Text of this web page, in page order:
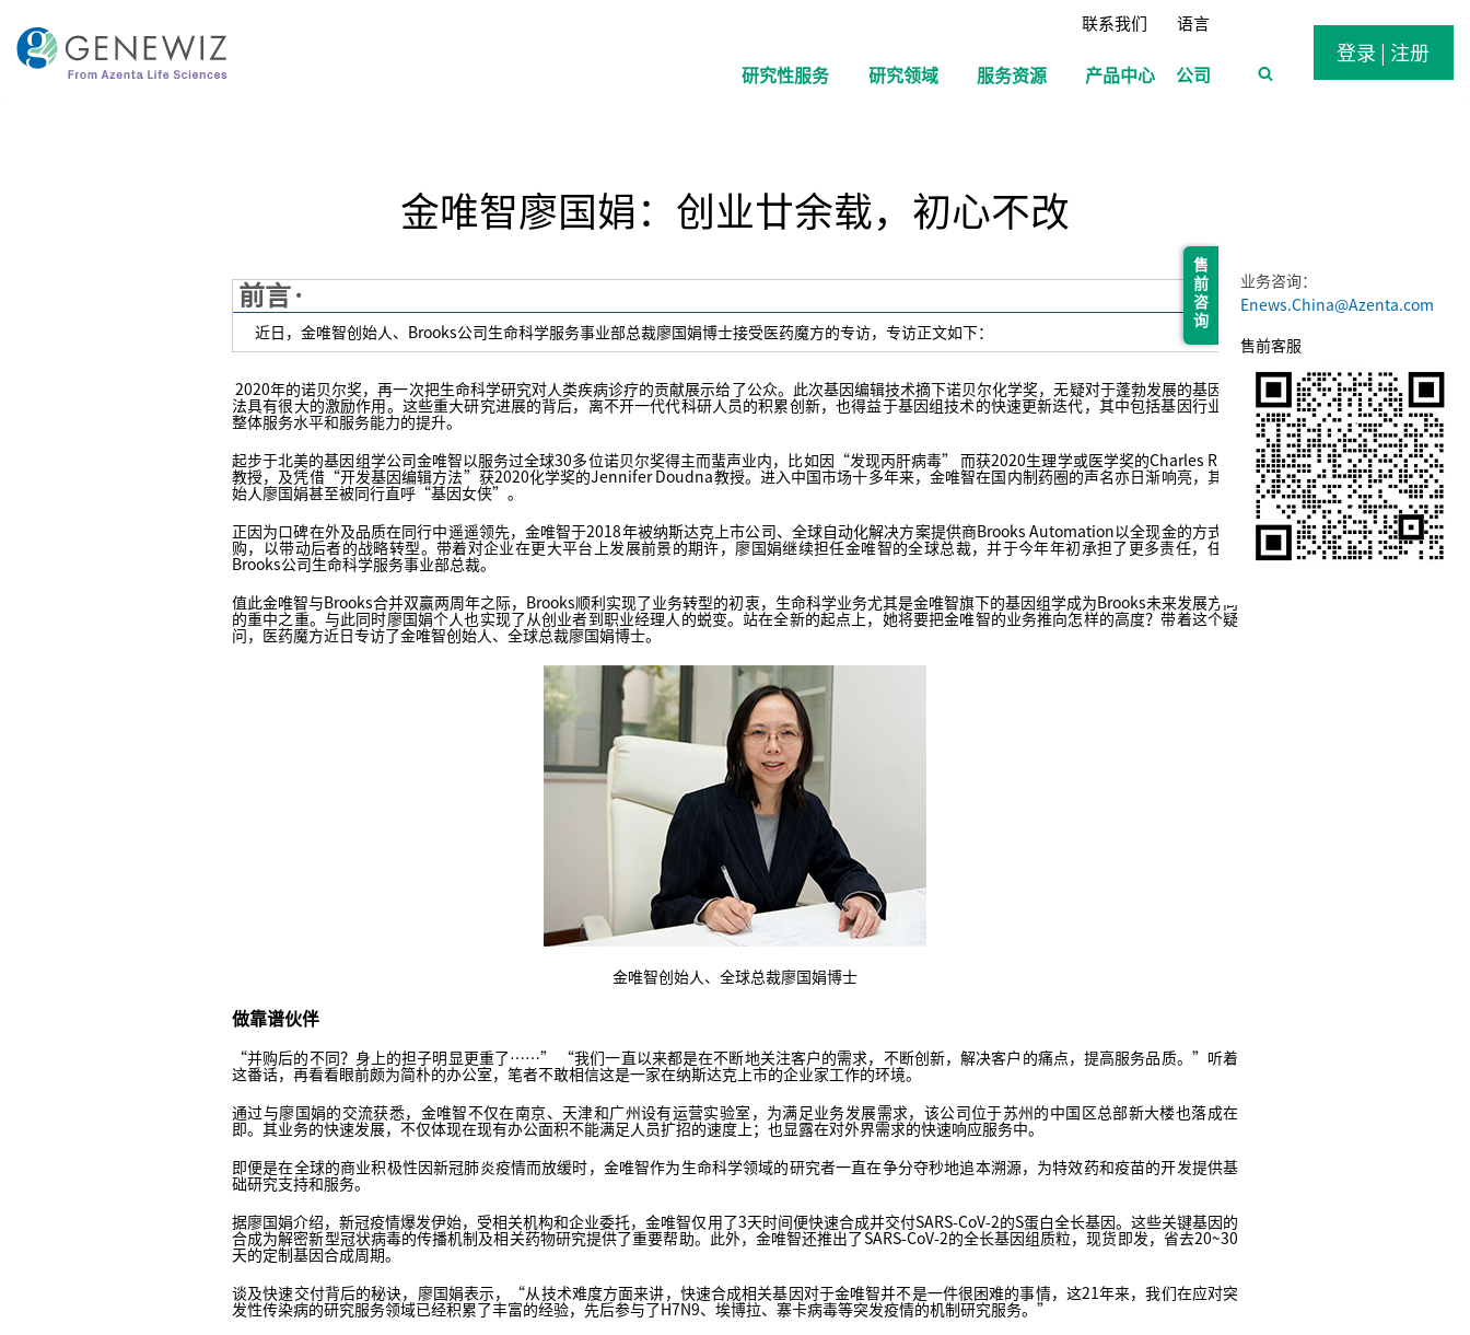
联系我们 语言
研究性服务 研究领域 服务资源 产品中心 公司
登录 | 注册
金唯智廖国娟：创业廿余载，初心不改
前言·
近日，金唯智创始人、Brooks公司生命科学服务事业部总裁廖国娟博士接受医药魔方的专访，专访正文如下：
2020年的诺贝尔奖，再一次把生命科学研究对人类疾病诊疗的贡献展示给了公众。此次基因编辑技术摘下诺贝尔化学奖，无疑对于蓬勃发展的基因疗
法具有很大的激励作用。这些重大研究进展的背后，离不开一代代科研人员的积累创新，也得益于基因组技术的快速更新迭代，其中包括基因行业的
整体服务水平和服务能力的提升。
起步于北美的基因组学公司金唯智以服务过全球30多位诺贝尔奖得主而蜚声业内，比如因“发现丙肝病毒” 而获2020生理学或医学奖的Charles Rice
教授，及凭借“开发基因编辑方法”获2020化学奖的Jennifer Doudna教授。进入中国市场十多年来，金唯智在国内制药圈的声名亦日渐响亮，其创
始人廖国娟甚至被同行直呼“基因女侠”。
正因为口碑在外及品质在同行中遥遥领先，金唯智于2018年被纳斯达克上市公司、全球自动化解决方案提供商Brooks Automation以全现金的方式收
购，以带动后者的战略转型。带着对企业在更大平台上发展前景的期许，廖国娟继续担任金唯智的全球总裁，并于今年年初承担了更多责任，任职
Brooks公司生命科学服务事业部总裁。
值此金唯智与Brooks合并双赢两周年之际，Brooks顺利实现了业务转型的初衷，生命科学业务尤其是金唯智旗下的基因组学成为Brooks未来发展方向
的重中之重。与此同时廖国娟个人也实现了从创业者到职业经理人的蜕变。站在全新的起点上，她将要把金唯智的业务推向怎样的高度？带着这个疑
问，医药魔方近日专访了金唯智创始人、全球总裁廖国娟博士。
金唯智创始人、全球总裁廖国娟博士
做靠谱伙伴
“并购后的不同？身上的担子明显更重了……” “我们一直以来都是在不断地关注客户的需求，不断创新，解决客户的痛点，提高服务品质。”听着
这番话，再看看眼前颇为简朴的办公室，笔者不敢相信这是一家在纳斯达克上市的企业家工作的环境。
通过与廖国娟的交流获悉，金唯智不仅在南京、天津和广州设有运营实验室，为满足业务发展需求，该公司位于苏州的中国区总部新大楼也落成在
即。其业务的快速发展，不仅体现在现有办公面积不能满足人员扩招的速度上；也显露在对外界需求的快速响应服务中。
即便是在全球的商业积极性因新冠肺炎疫情而放缓时，金唯智作为生命科学领域的研究者一直在争分夺秒地追本溯源，为特效药和疫苗的开发提供基
础研究支持和服务。
据廖国娟介绍，新冠疫情爆发伊始，受相关机构和企业委托，金唯智仅用了3天时间便快速合成并交付SARS-CoV-2的S蛋白全长基因。这些关键基因的
合成为解密新型冠状病毒的传播机制及相关药物研究提供了重要帮助。此外，金唯智还推出了SARS-CoV-2的全长基因组质粒，现货即发，省去20~30
天的定制基因合成周期。
谈及快速交付背后的秘诀，廖国娟表示，“从技术难度方面来讲，快速合成相关基因对于金唯智并不是一件很困难的事情，这21年来，我们在应对突
发性传染病的研究服务领域已经积累了丰富的经验，先后参与了H7N9、埃博拉、寨卡病毒等突发疫情的机制研究服务。”
售 前 咨 询
业务咨询：
Enews.China@Azenta.com
售前客服